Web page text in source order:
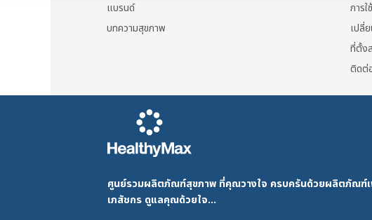
แบรนด์
บทความสุขภาพ
การ
เปลี่
ที่ตั้ง
ติดต่
ศูนย์รวมผลิตภัณฑ์สุขภาพ ที่คุณวางใจ ครบครันด้วยผลิตภัณฑ์
เภสัชกร ดูแลคุณด้วยใจ...